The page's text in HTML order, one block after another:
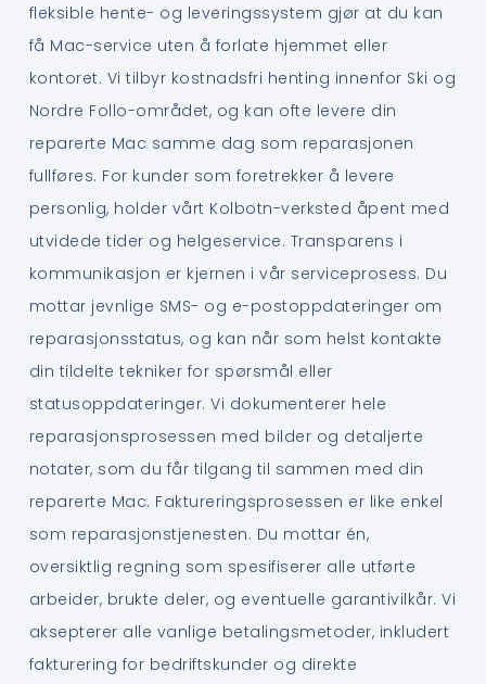
fleksible hente- og leveringssystem gjør at du kan
få Mac-service uten å forlate hjemmet eller
kontoret. Vi tilbyr kostnadsfri henting innenfor Ski og
Nordre Follo-området, og kan ofte levere din
reparerte Mac samme dag som reparasjonen
fullføres. For kunder som foretrekker å levere
personlig, holder vårt Kolbotn-verksted åpent med
utvidede tider og helgeservice. Transparens i
kommunikasjon er kjernen i vår serviceprosess. Du
mottar jevnlige SMS- og e-postoppdateringer om
reparasjonsstatus, og kan når som helst kontakte
din tildelte tekniker for spørsmål eller
statusoppdateringer. Vi dokumenterer hele
reparasjonsprosessen med bilder og detaljerte
notater, som du får tilgang til sammen med din
reparerte Mac. Faktureringsprosessen er like enkel
som reparasjonstjenesten. Du mottar én,
oversiktlig regning som spesifiserer alle utførte
arbeider, brukte deler, og eventuelle garantivilkår. Vi
aksepterer alle vanlige betalingsmetoder, inkludert
fakturering for bedriftskunder og direkte